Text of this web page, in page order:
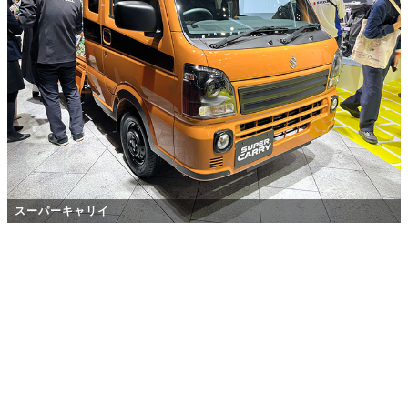
スーパーキャリイ